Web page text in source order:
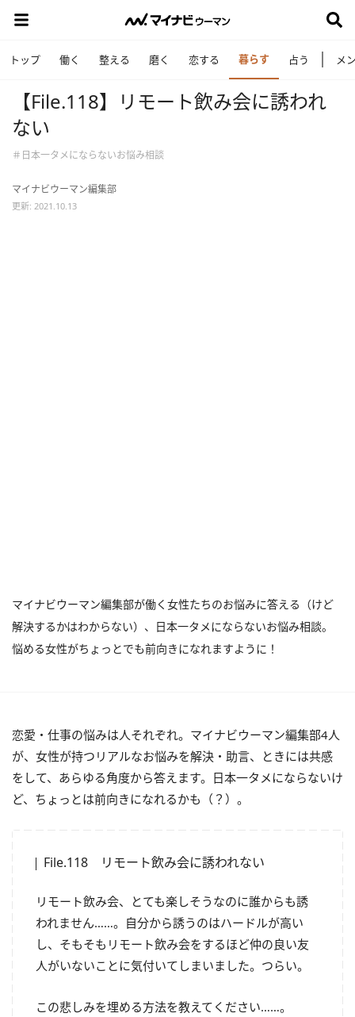
トップ 働く 整える 磨く 恋する 暮らす 占う メ
【File.118】リモート飲み会に誘われ
ない
＃日本一タメにならないお悩み相談
マイナビウーマン編集部
更新: 2021.10.13
マイナビウーマン編集部が働く女性たちのお悩みに答える（けど
解決するかはわからない）、日本一タメにならないお悩み相談。
悩める女性がちょっとでも前向きになれますように！
恋愛・仕事の悩みは人それぞれ。マイナビウーマン編集部4人
が、女性が持つリアルなお悩みを解決・助言、ときには共感
をして、あらゆる角度から答えます。日本一タメにならないけ
ど、ちょっとは前向きになれるかも（？）。
File.118 リモート飲み会に誘われない
リモート飲み会、とても楽しそうなのに誰からも誘
われません……。自分から誘うのはハードルが高い
し、そもそもリモート飲み会をするほど仲の良い友
人がいないことに気付いてしまいました。つらい。
この悲しみを埋める方法を教えてください……。